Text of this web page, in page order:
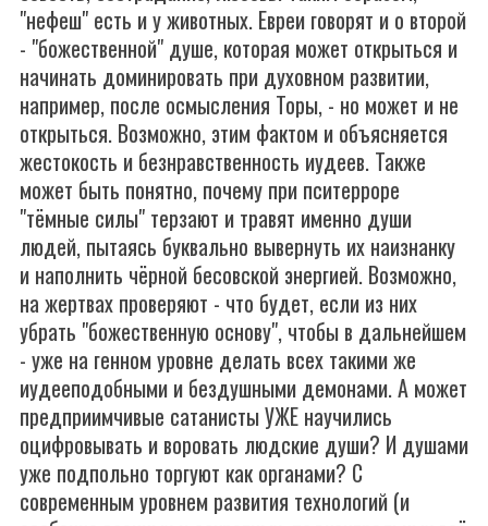
"нефеш" есть и у животных. Евреи говорят и о второй
- "божественной" душе, которая может открыться и
начинать доминировать при духовном развитии,
например, после осмысления Торы, - но может и не
открыться. Возможно, этим фактом и объясняется
жестокость и безнравственность иудеев. Также
может быть понятно, почему при пситерроре
"тёмные силы" терзают и травят именно души
людей, пытаясь буквально вывернуть их наизнанку
и наполнить чёрной бесовской энергией. Возможно,
на жертвах проверяют - что будет, если из них
убрать "божественную основу", чтобы в дальнейшем
- уже на генном уровне делать всех такими же
иудееподобными и бездушными демонами. А может
предприимчивые сатанисты УЖЕ научились
оцифровывать и воровать людские души? И душами
уже подпольно торгуют как органами? С
современным уровнем развития технологий (и